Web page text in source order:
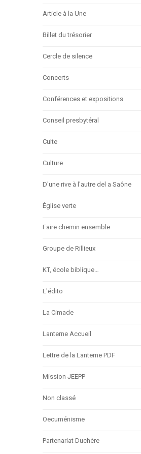
Article à la Une
Billet du trésorier
Cercle de silence
Concerts
Conférences et expositions
Conseil presbytéral
Culte
Culture
D'une rive à l'autre del a Saône
Église verte
Faire chemin ensemble
Groupe de Rillieux
KT, école biblique…
L'édito
La Cimade
Lanterne Accueil
Lettre de la Lanterne PDF
Mission JEEPP
Non classé
Oecuménisme
Partenariat Duchère